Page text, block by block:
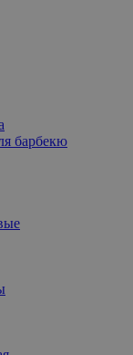
барбекю